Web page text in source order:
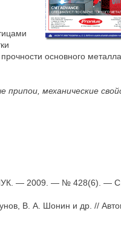
основного
припои, механические
НУК. — 2009. — № 428(6). —
В. А. Шонин и др. //